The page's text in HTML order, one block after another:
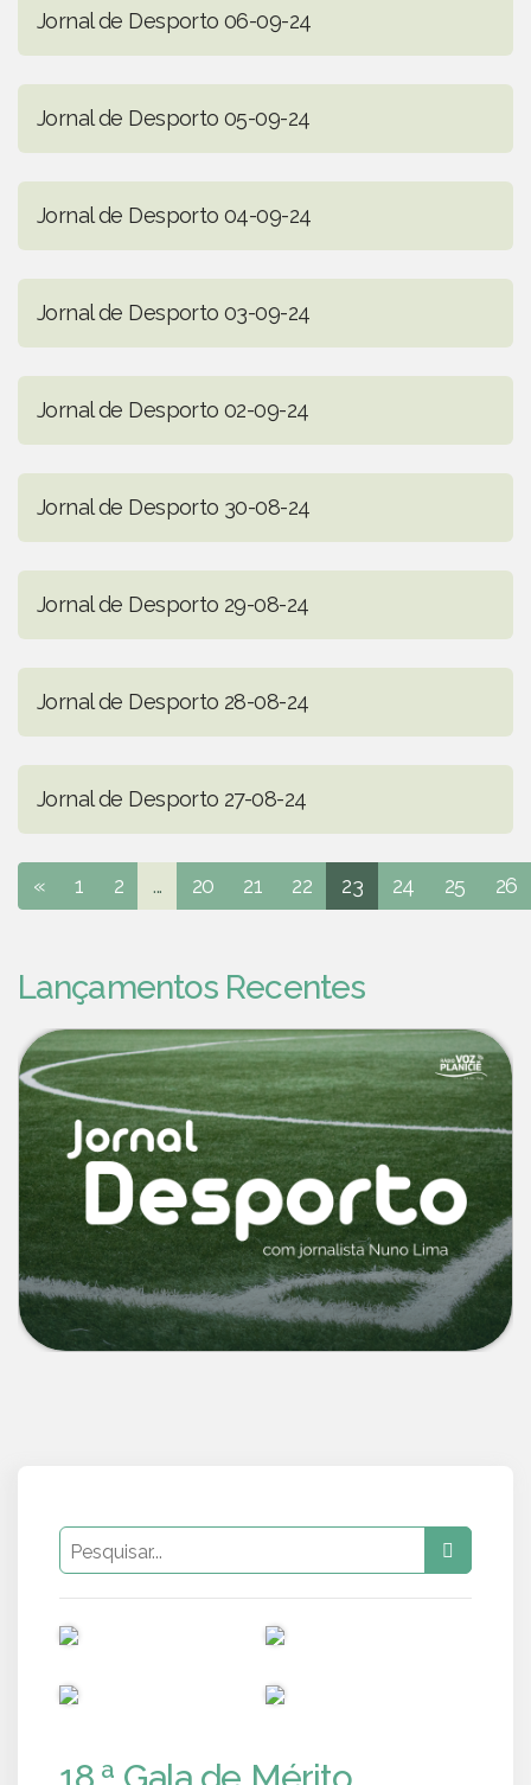
Jornal de Desporto 06-09-24
Jornal de Desporto 05-09-24
Jornal de Desporto 04-09-24
Jornal de Desporto 03-09-24
Jornal de Desporto 02-09-24
Jornal de Desporto 30-08-24
Jornal de Desporto 29-08-24
Jornal de Desporto 28-08-24
Jornal de Desporto 27-08-24
« 1 2 ... 20 21 22 23 24 25 26
Lançamentos Recentes